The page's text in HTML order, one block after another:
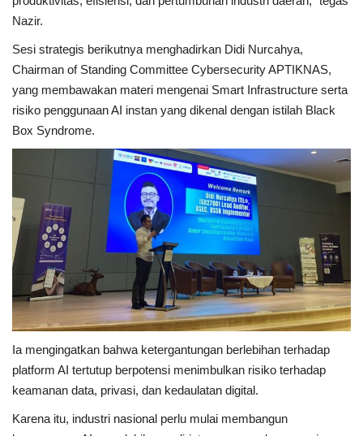
Nazir.
Sesi strategis berikutnya menghadirkan Didi Nurcahya,
Chairman of Standing Committee Cybersecurity APTIKNAS,
yang membawakan materi mengenai Smart Infrastructure serta
risiko penggunaan AI instan yang dikenal dengan istilah Black
Box Syndrome.
Ia mengingatkan bahwa ketergantungan berlebihan terhadap
platform AI tertutup berpotensi menimbulkan risiko terhadap
keamanan data, privasi, dan kedaulatan digital.
Karena itu, industri nasional perlu mulai membangun